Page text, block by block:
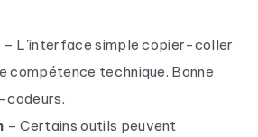
– L'interface simple copier-coller
compétence technique. Bonne
codeurs.
– Certains outils peuvent